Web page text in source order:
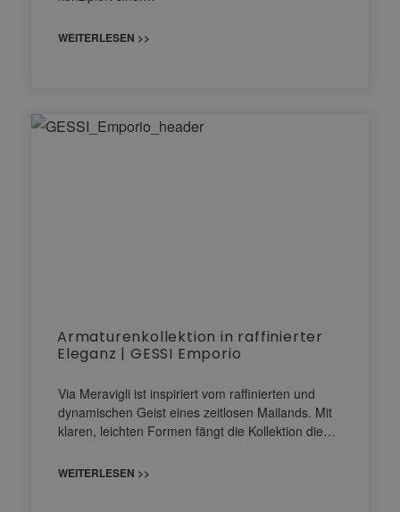
WEITERLESEN >>
Armaturenkollektion in raffinierter
Eleganz | GESSI Emporio
Via Meravigli ist inspiriert vom raffinierten und
dynamischen Geist eines zeitlosen Mailands. Mit
klaren, leichten Formen fängt die Kollektion die…
WEITERLESEN >>